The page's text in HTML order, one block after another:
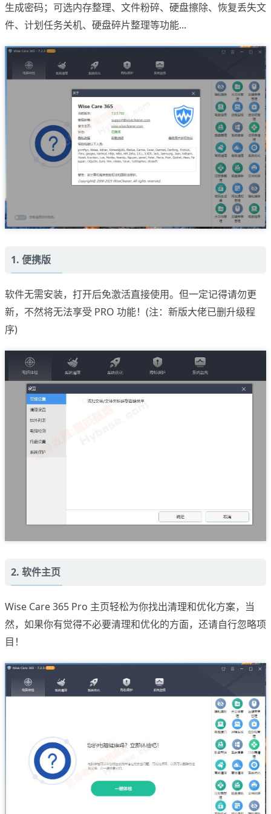
生成密码；可选内存整理、文件粉碎、硬盘擦除、恢复丢失文
件、计划任务关机、硬盘碎片整理等功能...
1. 便携版
软件无需安装，打开后免激活直接使用。但一定记得请勿更
新，不然将无法享受 PRO 功能！(注：新版大佬已删升级程
序)
2. 软件主页
Wise Care 365 Pro 主页轻松为你找出清理和优化方案，当
然，如果你有觉得不必要清理和优化的方面，还请自行忽略项
目！